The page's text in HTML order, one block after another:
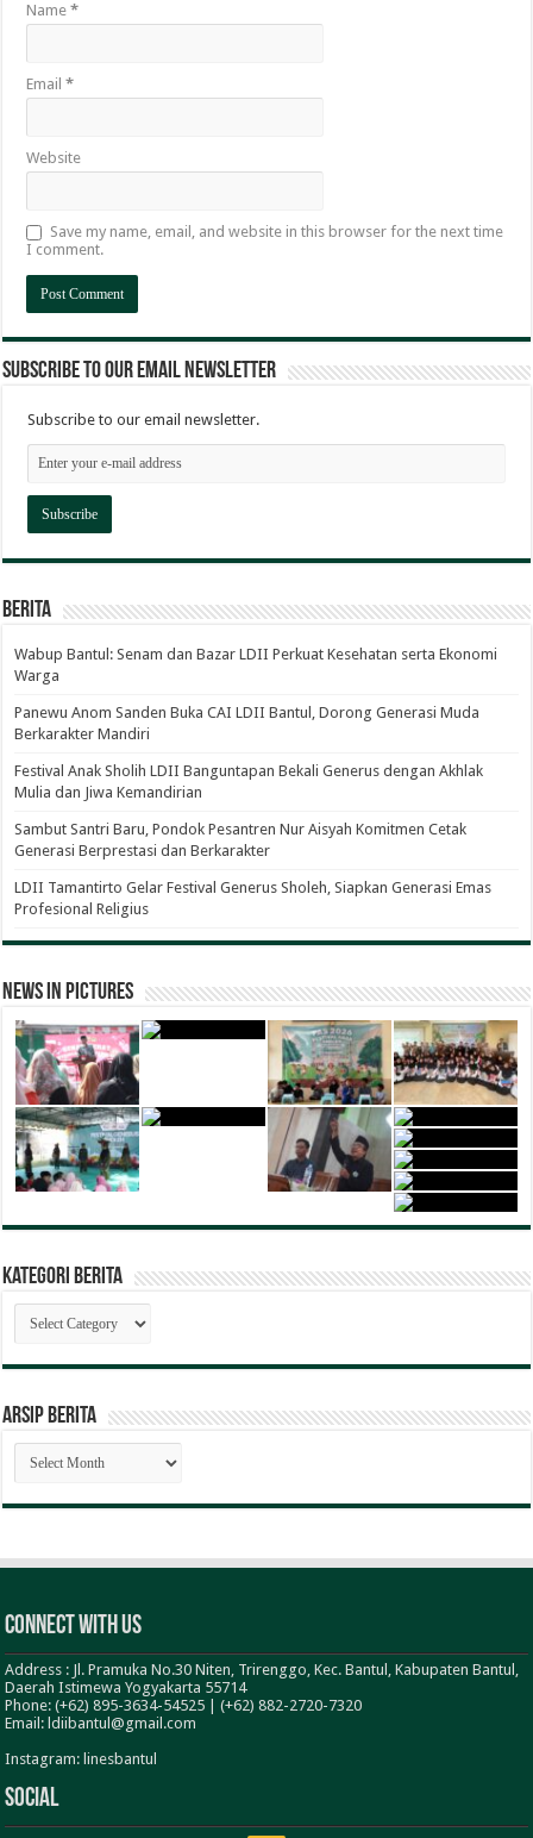
Name*
Email*
Website
Save my name, email, and website in this browser for the next time
I comment.
Subscribe to our email newsletter
Subscribe to our email newsletter.
Berita
Wabup Bantul: Senam dan Bazar LDII Perkuat Kesehatan serta Ekonomi
Warga
Panewu Anom Sanden Buka CAI LDII Bantul, Dorong Generasi Muda
Berkarakter Mandiri
Festival Anak Sholih LDII Banguntapan Bekali Generus dengan Akhlak
Mulia dan Jiwa Kemandirian
Sambut Santri Baru, Pondok Pesantren Nur Aisyah Komitmen Cetak
Generasi Berprestasi dan Berkarakter
LDII Tamantirto Gelar Festival Generus Sholeh, Siapkan Generasi Emas
Profesional Religius
News in Pictures
Kategori Berita
Kategori
Berita
ARSIP BERITA
ARSIP
BERITA
Connect With Us
Address : Jl. Pramuka No.30 Niten, Trirenggo, Kec. Bantul, Kabupaten Bantul,
Daerah Istimewa Yogyakarta 55714
Phone: (+62) 895-3634-54525 | (+62) 882-2720-7320
Email: ldiibantul@gmail.com
Instagram: linesbantul
Social